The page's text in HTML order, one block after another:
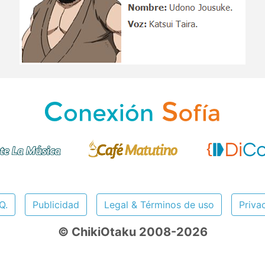
Publicidad Legal & Términos de uso
© ChikiOtaku 2008-2026